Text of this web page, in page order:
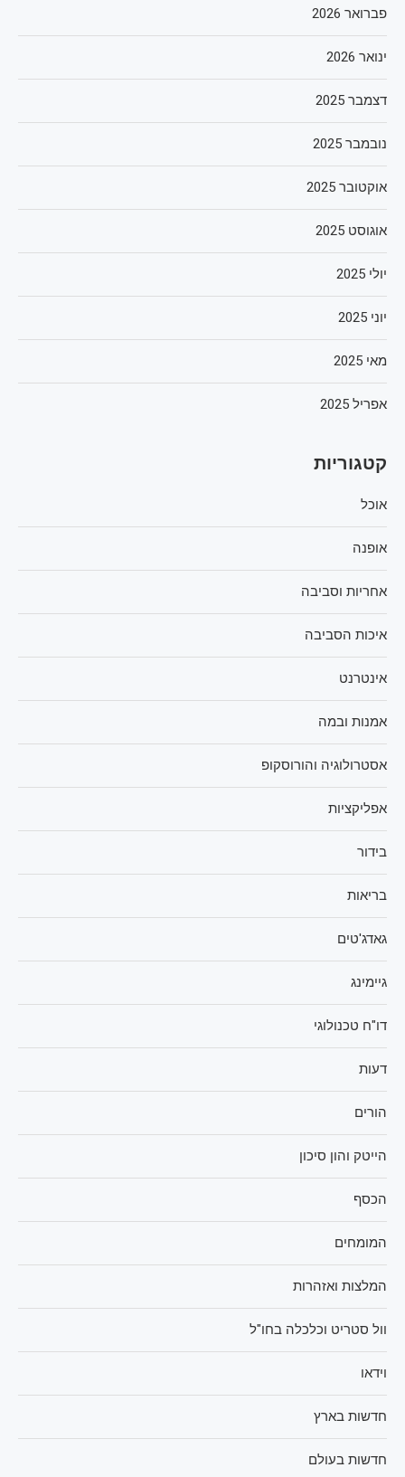
פברואר 2026
ינואר 2026
דצמבר 2025
נובמבר 2025
אוקטובר 2025
אוגוסט 2025
יולי 2025
יוני 2025
מאי 2025
אפריל 2025
קטגוריות
אוכל
אופנה
אחריות וסביבה
איכות הסביבה
אינטרנט
אמנות ובמה
אסטרולוגיה והורוסקופ
אפליקציות
בידור
בריאות
גאדג'טים
גיימינג
דו"ח טכנולוגי
דעות
הורים
הייטק והון סיכון
הכסף
המומחים
המלצות ואזהרות
וול סטריט וכלכלה בחו"ל
וידאו
חדשות בארץ
חדשות בעולם